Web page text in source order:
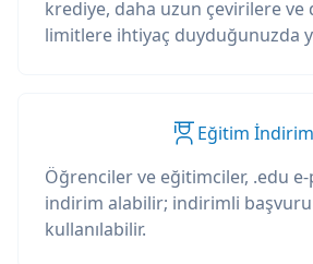
krediye, daha uzun çevirilere ve
limitlere ihtiyaç duyduğunuzda
Eğitim
Öğrenciler ve eğitimciler, .edu e-
indirim alabilir; indirimli başvuru
kullanılabilir.